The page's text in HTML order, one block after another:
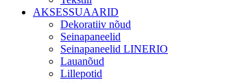
AKSESSUAARID
Dekoratiiv nõud
Seinapaneelid
Seinapaneelid LINERIO
Lauanõud
Lillepotid